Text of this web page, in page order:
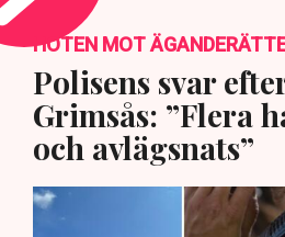
HOTEN MOT
Polisens svar
Grimsås: ”Flera
och avlägsnats”